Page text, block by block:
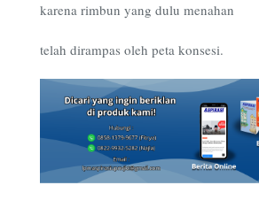
karena rimbun yang dulu menahan
telah dirampas oleh peta konsesi.